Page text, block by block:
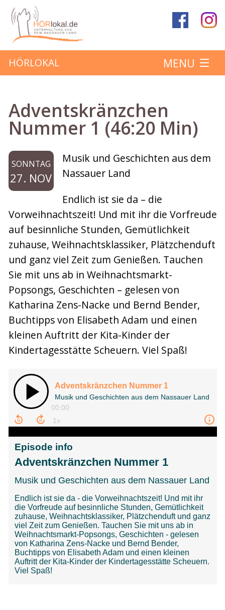
HÖRLOKAL MENU
Hörbeiträge
Mitmachen
Adventskränzchen
Nummer 1 (46:20 Min)
SONNTAG
27. NOV
Musik und Geschichten aus dem
Nassauer Land
Endlich ist sie da – die
Vorweihnachtszeit! Und mit ihr die Vorfreude
auf besinnliche Stunden, Gemütlichkeit
zuhause, Weihnachtsklassiker, Plätzchenduft
und ganz viel Zeit zum Genießen. Tauchen
Sie mit uns ab in Weihnachtsmarkt-
Popsongs, Geschichten – gelesen von
Katharina Zens-Nacke und Bernd Bender,
Buchtipps von Elisabeth Adam und einen
kleinen Auftritt der Kita-Kinder der
Kindertagesstätte Scheuern. Viel Spaß!